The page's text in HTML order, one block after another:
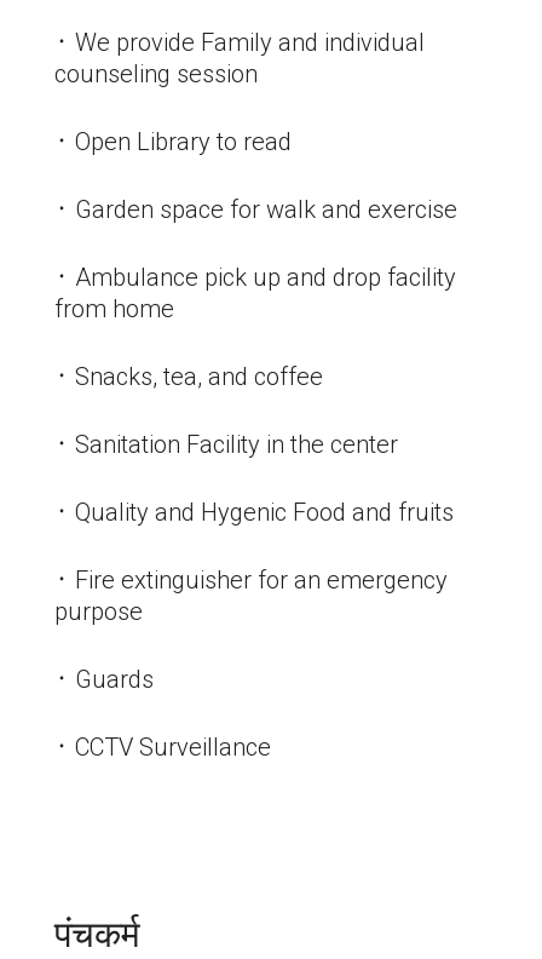
᛫ We provide Family and individual
counseling session
᛫ Open Library to read
᛫ Garden space for walk and exercise
᛫ Ambulance pick up and drop facility
from home
᛫ Snacks, tea, and coffee
᛫ Sanitation Facility in the center
᛫ Quality and Hygenic Food and fruits
᛫ Fire extinguisher for an emergency
purpose
᛫ Guards
᛫ CCTV Surveillance
पंचकर्म